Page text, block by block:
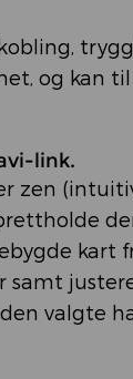
og kan
link.
zen
kart
samt
valgte